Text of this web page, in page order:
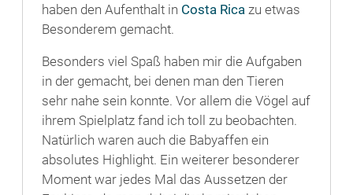
haben den Aufenthalt in Costa Rica zu etwas
Besonderem gemacht.
Besonders viel Spaß haben mir die Aufgaben
in der gemacht, bei denen man den Tieren
sehr nahe sein konnte. Vor allem die Vögel auf
ihrem Spielplatz fand ich toll zu beobachten.
Natürlich waren auch die Babyaffen ein
absolutes Highlight. Ein weiterer besonderer
Moment war jedes Mal das Aussetzen der